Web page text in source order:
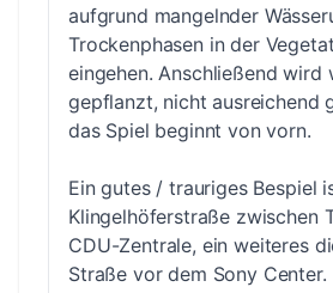
aufgrund mangelnder
Trockenphasen in der
eingehen. Anschließend wird
gepflanzt, nicht ausreichend
das Spiel beginnt von vorn.
Ein gutes / trauriges Bespiel
Klingelhöferstraße zwischen
CDU-Zentrale, ein weiteres
Straße vor dem Sony Center.